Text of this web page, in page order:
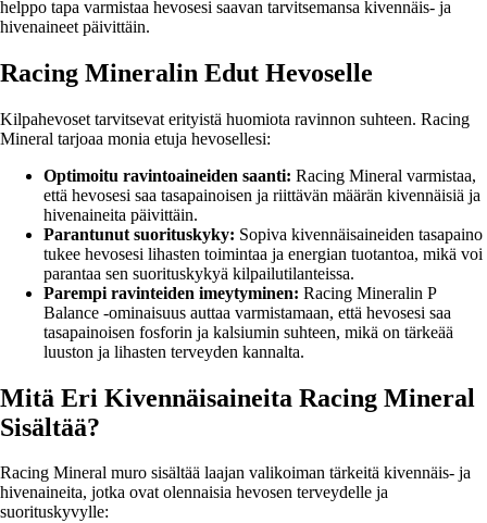
helppo tapa varmistaa hevosesi saavan tarvitsemansa kivennäis- ja
hivenaineet päivittäin.
Racing Mineralin Edut Hevoselle
Kilpahevoset tarvitsevat erityistä huomiota ravinnon suhteen. Racing
Mineral tarjoaa monia etuja hevosellesi:
Optimoitu ravintoaineiden saanti: Racing Mineral varmistaa,
että hevosesi saa tasapainoisen ja riittävän määrän kivennäisiä ja
hivenaineita päivittäin.
Parantunut suorituskyky: Sopiva kivennäisaineiden tasapaino
tukee hevosesi lihasten toimintaa ja energian tuotantoa, mikä voi
parantaa sen suorituskykyä kilpailutilanteissa.
Parempi ravinteiden imeytyminen: Racing Mineralin P
Balance -ominaisuus auttaa varmistamaan, että hevosesi saa
tasapainoisen fosforin ja kalsiumin suhteen, mikä on tärkeää
luuston ja lihasten terveyden kannalta.
Mitä Eri Kivennäisaineita Racing Mineral
Sisältää?
Racing Mineral muro sisältää laajan valikoiman tärkeitä kivennäis- ja
hivenaineita, jotka ovat olennaisia hevosen terveydelle ja
suorituskyvylle: